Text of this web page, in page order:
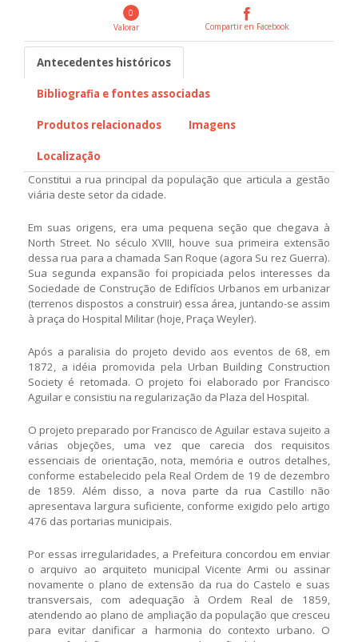
0
Valorar
Compartir en Facebook
Antecedentes históricos
Bibliografia e fontes associadas
Produtos relacionados Imagens
Localização
Constitui a rua principal da população que articula a gestão
viária deste setor da cidade.
Em suas origens, era uma pequena seção que chegava à
North Street. No século XVIII, houve sua primeira extensão
dessa rua para a chamada San Roque (agora Su rez Guerra).
Sua segunda expansão foi propiciada pelos interesses da
Sociedade de Construção de Edifícios Urbanos em urbanizar
(terrenos dispostos a construir) essa área, juntando-se assim
à praça do Hospital Militar (hoje, Praça Weyler).
Após a paralisia do projeto devido aos eventos de 68, em
1872, a idéia promovida pela Urban Building Construction
Society é retomada. O projeto foi elaborado por Francisco
Aguilar e consistiu na regularização da Plaza del Hospital.
O projeto preparado por Francisco de Aguilar estava sujeito a
várias objeções, uma vez que carecia dos requisitos
essenciais de orientação, nota, memória e outros detalhes,
conforme estabelecido pela Real Ordem de 19 de dezembro
de 1859. Além disso, a nova parte da rua Castillo não
apresentava largura suficiente, conforme exigido pelo artigo
476 das portarias municipais.
Por essas irregularidades, a Prefeitura concordou em enviar
o arquivo ao arquiteto municipal Vicente Armi ou assinar
novamente o plano de extensão da rua do Castelo e suas
transversais, com adequação à Ordem Real de 1859,
atendendo ao plano de ampliação da população que cresceu
para evitar danificar a harmonia do contexto urbano. O